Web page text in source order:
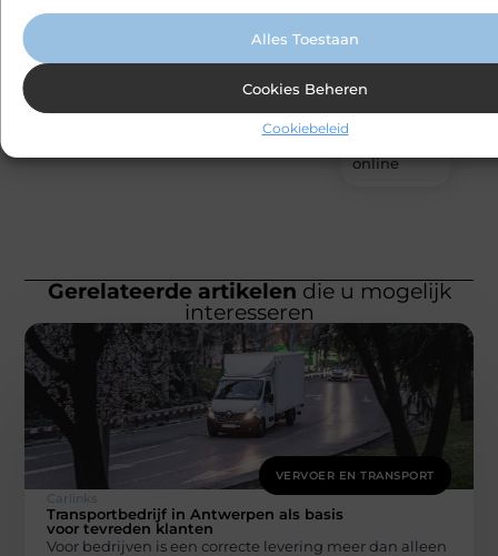
Alles Toestaan
Cookies Beheren
Cookiebeleid
Jouw
medicijnen
online
Gerelateerde artikelen die u mogelijk
interesseren
VERVOER EN TRANSPORT
Carlinks
Transportbedrijf in Antwerpen als basis
voor tevreden klanten
Voor bedrijven is een correcte levering meer dan alleen